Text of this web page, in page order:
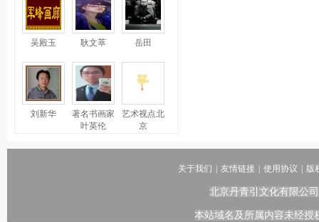
吴殿玉 耿文萃 岳田
刘新华
著名书画家
叶英伦
艺术视点北
京
关于我们 友情链接 使用协议 版
北京丹青引文化有限公
本站域名及所属内容未经授